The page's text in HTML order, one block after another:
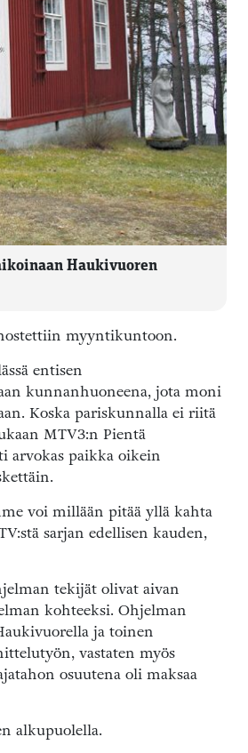
Haukivuoren
myyntikuntoon.
entisen
kunnanhuoneena, jota moni
Koska pariskunnalla ei riitä
MTV3:n Pientä
arvokas paikka oikein
voi millään pitää yllä kahta
sarjan edellisen kauden,
tekijät olivat aivan
kohteeksi. Ohjelman
ja toinen
vastaten myös
osuutena oli maksaa
alkupuolella.